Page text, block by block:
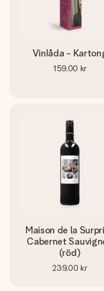
Vinlåda -
159,00 kr
Maison de la
Cabernet
(röd)
239,00 kr